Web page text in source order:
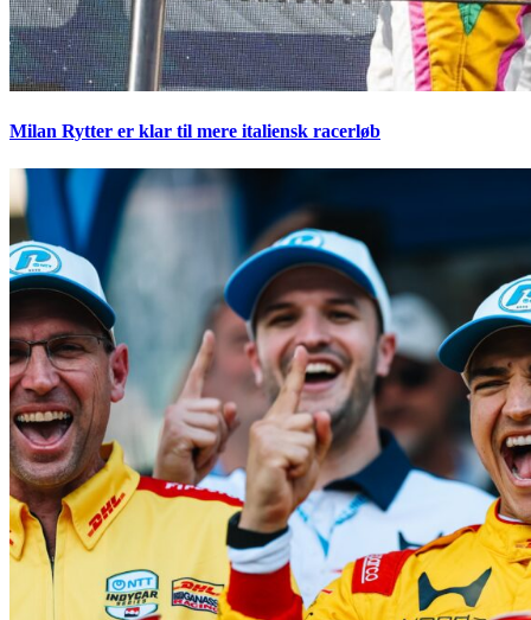
Milan Rytter er klar til mere italiensk racerløb